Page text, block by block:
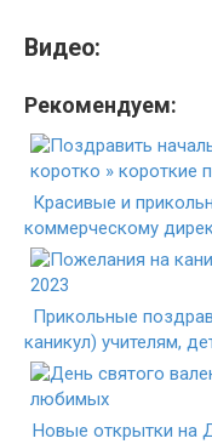
Видео:
Рекомендуем:
Красивые и
коммерческому
Прикольные
каникул) учителям,
Новые открытки на